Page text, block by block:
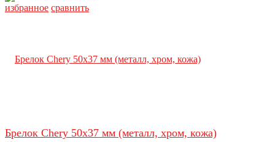
избранное сравнить
Брелок Chery 50х37 мм (металл, хром, кожа)